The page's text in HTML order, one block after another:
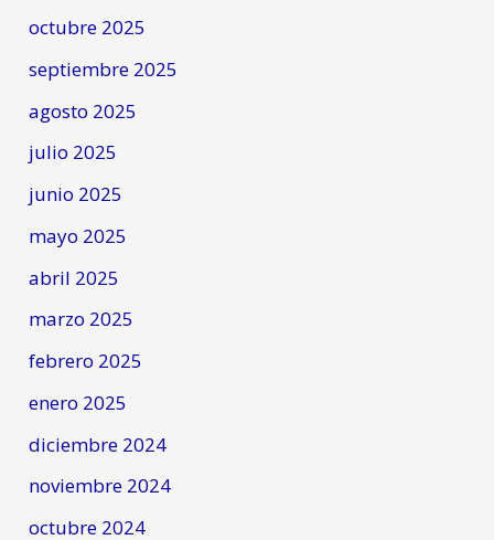
octubre 2025
septiembre 2025
agosto 2025
julio 2025
junio 2025
mayo 2025
abril 2025
marzo 2025
febrero 2025
enero 2025
diciembre 2024
noviembre 2024
octubre 2024